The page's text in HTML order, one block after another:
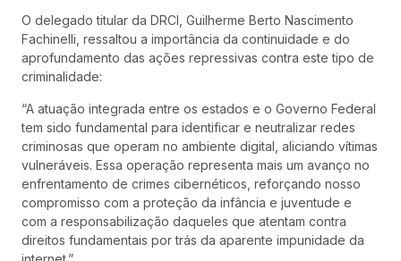
O delegado titular da DRCI, Guilherme Berto Nascimento
Fachinelli, ressaltou a importância da continuidade e do
aprofundamento das ações repressivas contra este tipo de
criminalidade:
“A atuação integrada entre os estados e o Governo Federal
tem sido fundamental para identificar e neutralizar redes
criminosas que operam no ambiente digital, aliciando vítimas
vulneráveis. Essa operação representa mais um avanço no
enfrentamento de crimes cibernéticos, reforçando nosso
compromisso com a proteção da infância e juventude e
com a responsabilização daqueles que atentam contra
direitos fundamentais por trás da aparente impunidade da